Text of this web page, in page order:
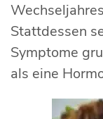
Stattdessen
Symptome
als eine